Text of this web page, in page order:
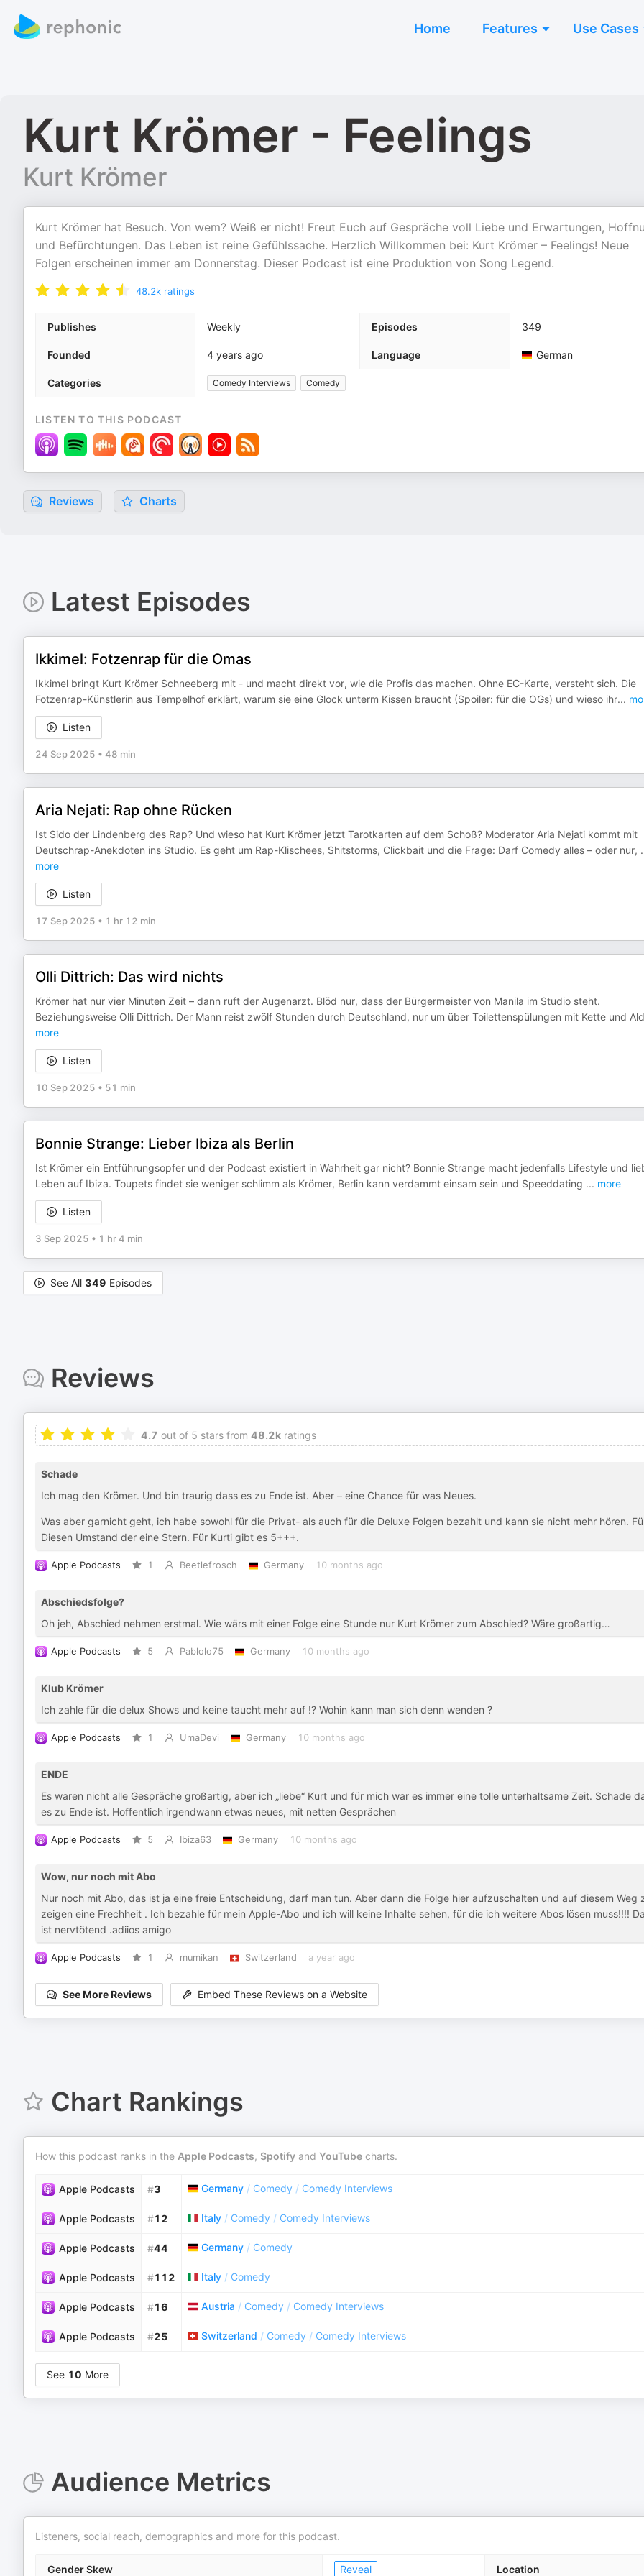
Home Features Use Cases
Kurt Krömer - Feelings
Kurt Krömer
Kurt Krömer hat Besuch. Von wem? Weiß er nicht! Freut Euch auf Gespräche voll Liebe und Erwartungen,
und Befürchtungen. Das Leben ist reine Gefühlssache. Herzlich Willkommen bei: Kurt Krömer – Feelings! Neue
Folgen erscheinen immer am Donnerstag. Dieser Podcast ist eine Produktion von Song Legend.
48.2k ratings
Publishes Weekly Episodes 349
Founded 4 years ago Language German
Categories Comedy Interviews Comedy
LISTEN TO THIS PODCAST
Reviews Charts
Latest Episodes
Ikkimel: Fotzenrap für die Omas
Ikkimel bringt Kurt Krömer Schneeberg mit - und macht direkt vor, wie die Profis das machen. Ohne EC-Karte, versteht sich. Die
Fotzenrap-Künstlerin aus Tempelhof erklärt, warum sie eine Glock unterm Kissen braucht (Spoiler: für die OGs) und wieso ihr...
Listen
24 Sep 2025 • 48 min
Aria Nejati: Rap ohne Rücken
Ist Sido der Lindenberg des Rap? Und wieso hat Kurt Krömer jetzt Tarotkarten auf dem Schoß? Moderator Aria Nejati kommt mit
Deutschrap-Anekdoten ins Studio. Es geht um Rap-Klischees, Shitstorms, Clickbait und die Frage: Darf Comedy alles – oder nur,
more
Listen
17 Sep 2025 • 1 hr 12 min
Olli Dittrich: Das wird nichts
Krömer hat nur vier Minuten Zeit – dann ruft der Augenarzt. Blöd nur, dass der Bürgermeister von Manila im Studio steht.
Beziehungsweise Olli Dittrich. Der Mann reist zwölf Stunden durch Deutschland, nur um über Toilettenspülungen mit Kette und
more
Listen
10 Sep 2025 • 51 min
Bonnie Strange: Lieber Ibiza als Berlin
Ist Krömer ein Entführungsopfer und der Podcast existiert in Wahrheit gar nicht? Bonnie Strange macht jedenfalls Lifestyle und
Leben auf Ibiza. Toupets findet sie weniger schlimm als Krömer, Berlin kann verdammt einsam sein und Speeddating ... more
Listen
3 Sep 2025 • 1 hr 4 min
See All 349 Episodes
Reviews
4.7 out of 5 stars from 48.2k ratings
Schade
Ich mag den Krömer. Und bin traurig dass es zu Ende ist. Aber – eine Chance für was Neues.
Was aber garnicht geht, ich habe sowohl für die Privat- als auch für die Deluxe Folgen bezahlt und kann sie nicht mehr hören.
Diesen Umstand der eine Stern. Für Kurti gibt es 5+++.
Apple Podcasts 1 Beetlefrosch Germany 10 months ago
Abschiedsfolge?
Oh jeh, Abschied nehmen erstmal. Wie wärs mit einer Folge eine Stunde nur Kurt Krömer zum Abschied? Wäre großartig…
Apple Podcasts 5 Pablolo75 Germany 10 months ago
Klub Krömer
Ich zahle für die delux Shows und keine taucht mehr auf !? Wohin kann man sich denn wenden ?
Apple Podcasts 1 UmaDevi Germany 10 months ago
ENDE
Es waren nicht alle Gespräche großartig, aber ich „liebe“ Kurt und für mich war es immer eine tolle unterhaltsame Zeit. Schade
es zu Ende ist. Hoffentlich irgendwann etwas neues, mit netten Gesprächen
Apple Podcasts 5 Ibiza63 Germany 10 months ago
Wow, nur noch mit Abo
Nur noch mit Abo, das ist ja eine freie Entscheidung, darf man tun. Aber dann die Folge hier aufzuschalten und auf diesem Weg
zeigen eine Frechheit . Ich bezahle für mein Apple-Abo und ich will keine Inhalte sehen, für die ich weitere Abos lösen muss!!!!
ist nervtötend .adiios amigo
Apple Podcasts 1 mumikan Switzerland a year ago
See More Reviews Embed These Reviews on a Website
Chart Rankings
How this podcast ranks in the Apple Podcasts, Spotify and YouTube charts.
Apple Podcasts #3 Germany / Comedy / Comedy Interviews
Apple Podcasts #12 Italy / Comedy / Comedy Interviews
Apple Podcasts #44 Germany / Comedy
Apple Podcasts #112 Italy / Comedy
Apple Podcasts #16 Austria / Comedy / Comedy Interviews
Apple Podcasts #25 Switzerland / Comedy / Comedy Interviews
See 10 More
Audience Metrics
Listeners, social reach, demographics and more for this podcast.
Gender Skew Reveal Location